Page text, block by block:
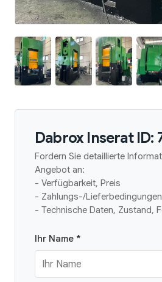
Dabrox Inserat ID:
Fordern Sie detaillierte
Angebot an:
- Verfügbarkeit, Preis
- Zahlungs-/Lieferbedingungen
- Technische Daten, Zustand,
Ihr Name *